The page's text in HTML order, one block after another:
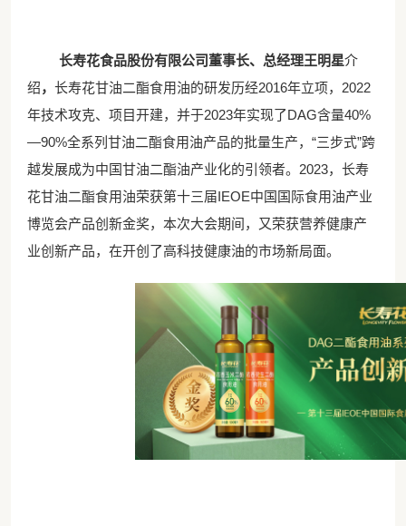
长寿花食品股份有限公司董事长、总经理王明星介
绍， 长寿花甘油二酯食用油的研发历经2016年立项，2022
年技术攻克、项目开建，并于2023年实现了DAG含量40%
—90%全系列甘油二酯食用油产品的批量生产，“三步式”跨
越发展成为中国甘油二酯油产业化的引领者。2023，长寿
花甘油二酯食用油荣获第十三届 IEOE中国国际食用油产业
博览会产品创新金奖， 本次大会期间，又荣获营养健康产
业创新产品， 在开创了高科技健康油的市场新局面。